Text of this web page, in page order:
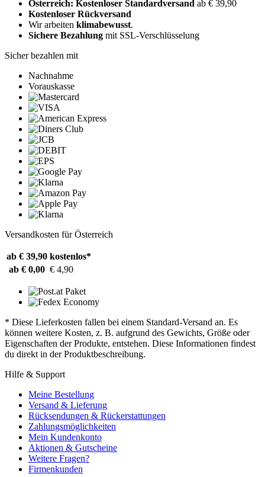
Österreich: Kostenloser Standardversand ab € 39,90
Kostenloser Rückversand
Wir arbeiten klimabewusst.
Sichere Bezahlung mit SSL-Verschlüsselung
Sicher bezahlen mit
Nachnahme
Vorauskasse
Versandkosten für Österreich
ab € 39,90 kostenlos*
ab € 0,00 € 4,90
* Diese Lieferkosten fallen bei einem Standard-Versand an. Es
können weitere Kosten, z. B. aufgrund des Gewichts, Größe oder
Eigenschaften der Produkte, entstehen. Diese Informationen findest
du direkt in der Produktbeschreibung.
Hilfe & Support
Meine Bestellung
Versand & Lieferung
Rücksendungen & Rückerstattungen
Zahlungsmöglichkeiten
Mein Kundenkonto
Aktionen & Gutscheine
Weitere Fragen?
Firmenkunden